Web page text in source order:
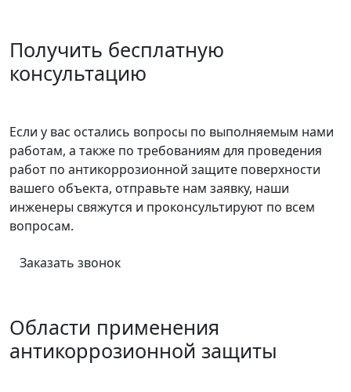
Получить бесплатную
консультацию
Если у вас остались вопросы по выполняемым нами
работам, а также по требованиям для проведения
работ по антикоррозионной защите поверхности
вашего объекта, отправьте нам заявку, наши
инженеры свяжутся и проконсультируют по всем
вопросам.
Заказать звонок
Области применения
антикоррозионной защиты